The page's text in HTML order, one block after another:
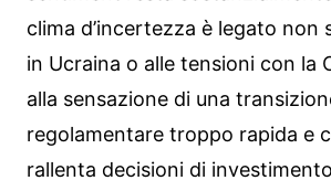
clima d’incertezza è legato non
in Ucraina o alle tensioni con la
alla sensazione di una
regolamentare troppo rapida e
rallenta decisioni di